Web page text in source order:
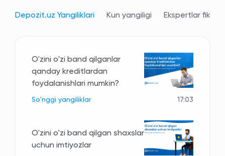
Depozit.uz Yangiliklari Kun yangiligi Ekspertlar fikri
O'zini o'zi band qilganlar
qanday kreditlardan
foydalanishlari mumkin?
So'nggi yangiliklar 17:03
O'zini o'zi band qilgan shaxslar
uchun imtiyozlar